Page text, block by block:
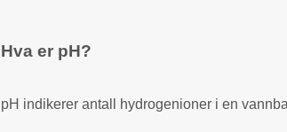
Hva er pH?
pH indikerer antall hydrogenioner i en